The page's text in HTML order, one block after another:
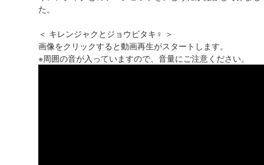
た。
＜ キレンジャクとジョウビタキ♀ ＞
画像をクリックすると動画再生がスタートします。
※周囲の音が入っていますので、音量にご注意ください。